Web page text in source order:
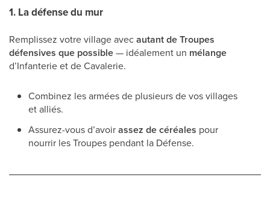
1. La défense du mur
Remplissez votre village avecautant de Troupes
défensives que possible— idéalement un mélange
d’Infanterie et de Cavalerie.
Combinez les armées de plusieurs de vos villages
et alliés.
Assurez-vous d’avoirassez de céréales pour
nourrir les Troupes pendant la Défense.